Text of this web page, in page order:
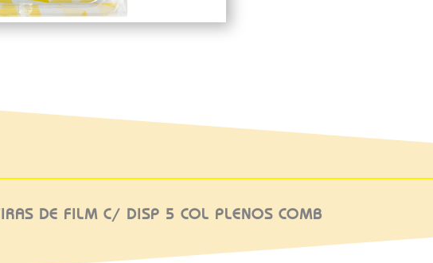
DE FILM C/ DISP 5 COL PLENOS COMB